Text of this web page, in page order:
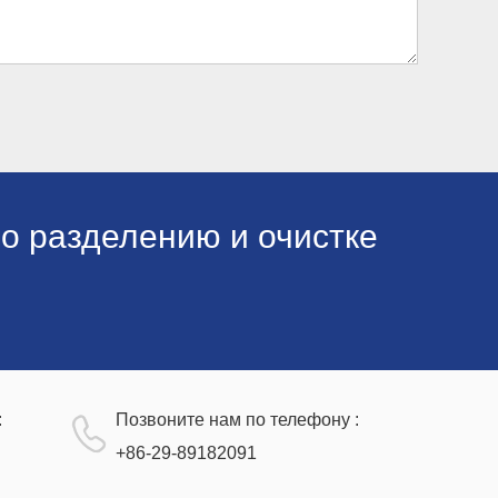
разделению и очистке
Позвоните нам по телефону :
+86-29-89182091